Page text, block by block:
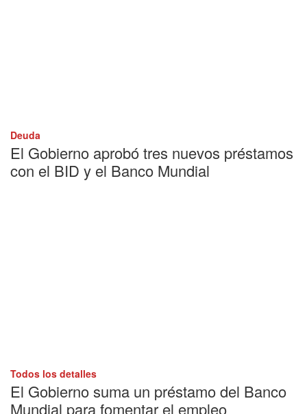
Deuda
El Gobierno aprobó tres nuevos préstamos
con el BID y el Banco Mundial
Todos los detalles
El Gobierno suma un préstamo del Banco
Mundial para fomentar el empleo